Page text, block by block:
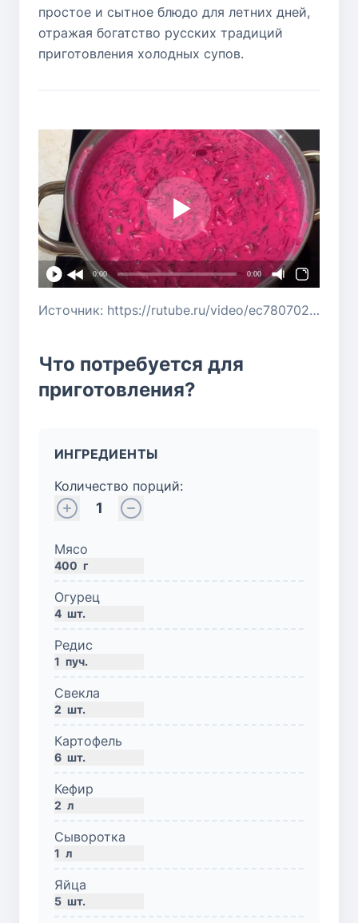
простое и сытное блюдо для летних дней,
отражая богатство русских традиций
приготовления холодных супов.
0:00 0:00
Источник: https://rutube.ru/video/ec780702f4d11b413d86138b315eccae/?r=wd
Что потребуется для
приготовления?
ИНГРЕДИЕНТЫ
Количество порций:
1
Мясо
400 г
Огурец
4 шт.
Редис
1 пуч.
Свекла
2 шт.
Картофель
6 шт.
Кефир
2 л
Сыворотка
1 л
Яйца
5 шт.